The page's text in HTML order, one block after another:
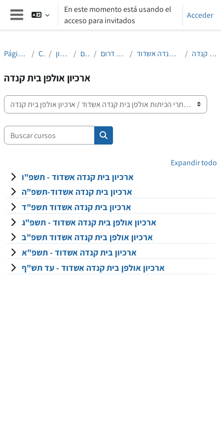
Salta al contenido principal
Panel lateral
En este momento está usando el
acceso para invitados
Acceder
Página Principal Cursos הנחלת הלשון מחוז דרום אתרי כיתות מחוז דרום אתרי הכיתות אולפן בית קנדה אשדוד ארכיון אולפן בית קנדה
ארכיון אולפן בית קנדה
Categorías
Buscar cursos
Buscar cursos
Expandir todo
ארכיון בית קנדה אשדוד - תשפ"ו
ארכיון בית קנדה אשדוד-תשפ"ה
ארכיון בית קנדה אשדוד תשפ"ד
ארכיון אולפן בית קנדה אשדוד - תשפ"ג
ארכיון אולפן בית קנדה אשדוד תשפ"ב
ארכיון בית קנדה אשדוד - תשפ"א
ארכיון אולפן בית קנדה אשדוד - עד תש"ף